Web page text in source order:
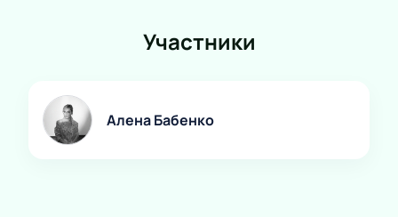
Участники
Алена Бабенко